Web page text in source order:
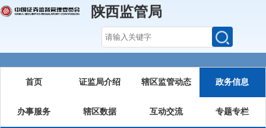
陕西监管局
首页 证监局介绍 辖区监管动态 政务信息
办事服务 辖区数据 互动交流 专题专栏